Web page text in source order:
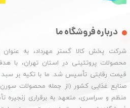
درباره فروشگاه ما
شرکت پخش کالا گستر مهرداد، به عنوان
محصولات پروتئینی در استان تهران، با
قیمت رقابتی تأسیس شد. ما با تکیه بر سبد
صنایع غذایی کشور (از جمله محصولات
منظم و سراسری، متعهد به برقراری زنجیره